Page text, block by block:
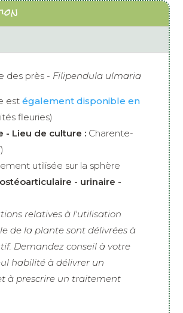
des près - Filipendula ulmaria
estégalement disponible en
fleuries)
- Lieu de culture : Charente-
utilisée sur la sphère
- urinaire -
relatives à l'utilisation
de la plante sont délivrées à
Demandez conseil à votre
habilité à délivrer un
à prescrire un traitement